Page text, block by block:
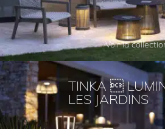
Voir la
TINKA 
LES JARDINS